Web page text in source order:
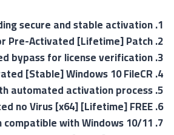
secure and stable activation
Pre-Activated [Lifetime] Patch
bypass for license verification
[Stable] Windows 10 FileCR
automated activation process
no Virus [x64] [Lifetime] FREE
with Windows 10/11